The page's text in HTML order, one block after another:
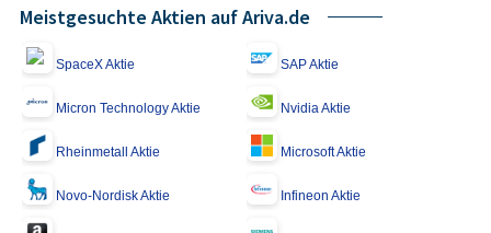
Meistgesuchte Aktien auf Ariva.de
SpaceX Aktie SAP Aktie
Micron Technology Aktie Nvidia Aktie
Rheinmetall Aktie Microsoft Aktie
Novo-Nordisk Aktie Infineon Aktie